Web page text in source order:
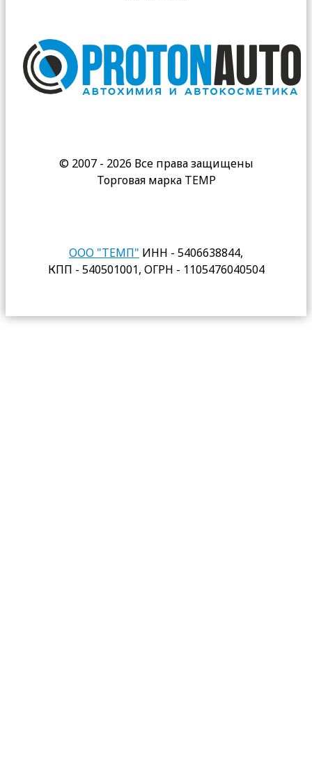
© 2007 - 2026 Все права защищены
Торговая марка TEMP
ООО "ТЕМП" ИНН - 5406638844,
КПП - 540501001, ОГРН - 1105476040504